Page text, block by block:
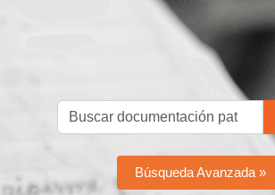
Búsqueda Avanzada »